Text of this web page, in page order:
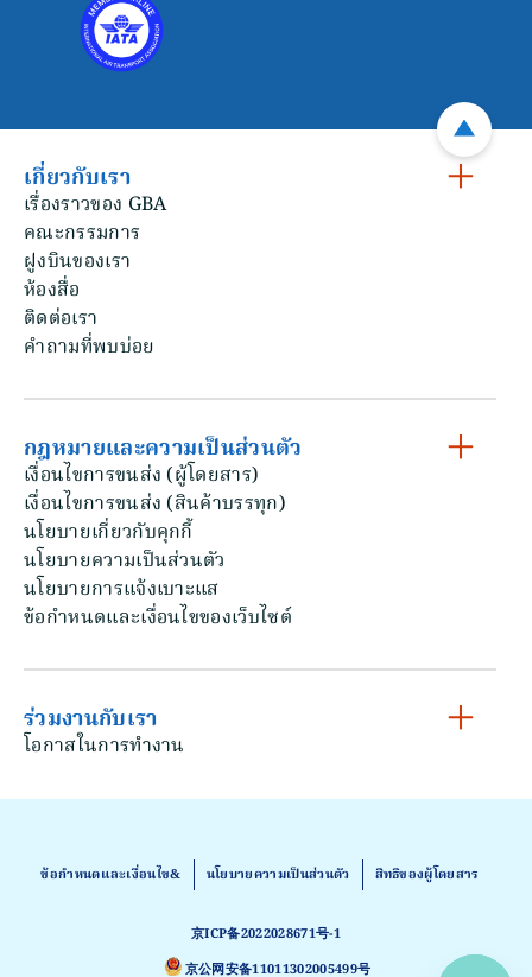
เกี่ยวกับเรา
เรื่องราวของ GBA
คณะกรรมการ
ฝูงบินของเรา
ห้องสื่อ
ติดต่อเรา
คําถามที่พบบ่อย
กฎหมายและความเป็นส่วนตัว
เงื่อนไขการขนส่ง (ผู้โดยสาร)
เงื่อนไขการขนส่ง (สินค้าบรรทุก)
นโยบายเกี่ยวกับคุกกี้
นโยบายความเป็นส่วนตัว
นโยบายการแจ้งเบาะแส
ข้อกําหนดและเงื่อนไขของเว็บไซต์
ร่วมงานกับเรา
โอกาสในการทํางาน
ข้อกําหนดและเงื่อนไข& นโยบายความเป็นส่วนตัว สิทธิของผู้โดยสาร
京ICP备2022028671号-1
京公网安备11011302005499号